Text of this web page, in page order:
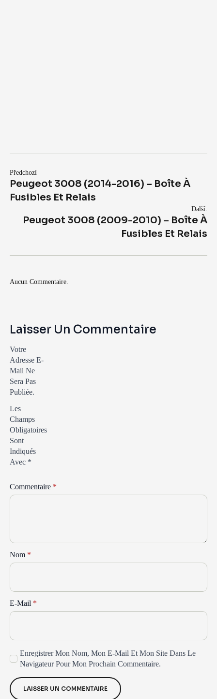
Předchozí
Peugeot 3008 (2014-2016) – Boîte À
Fusibles Et Relais
Další:
Peugeot 3008 (2009-2010) – Boîte À
Fusibles Et Relais
Aucun Commentaire.
Laisser Un Commentaire
Votre
Adresse E-
Mail Ne
Sera Pas
Publiée.
Les
Champs
Obligatoires
Sont
Indiqués
Avec *
Commentaire *
Nom *
E-Mail *
Enregistrer Mon Nom, Mon E-Mail Et Mon Site Dans Le
Navigateur Pour Mon Prochain Commentaire.